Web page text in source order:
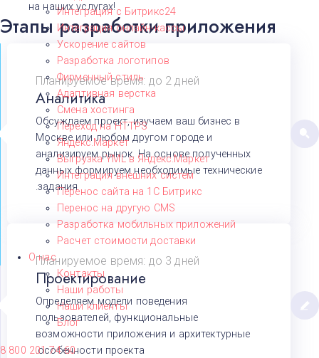
Интеграция с Битрикс24
Интеграция онлайн-кассы
Ускорение сайтов
Разработка логотипов
Фирменный стиль
Адаптивная верстка
Смена хостинга
Переход на HTTPS
Яндекс.Маркет
Выгрузка YML в Яндекс.Маркет
Интеграция внешних систем
Перенос сайта на 1С Битрикс
Перенос на другую CMS​
Разработка мобильных приложений
Расчет стоимости доставки
О нас
Контакты
Наши работы
Наши клиенты
Блог
8 800 201 74 60
на наших услугах!
Этапы разработки приложения
Планируемое время: до 2 дней
Аналитика
Обсуждаем проект, изучаем ваш бизнес в
Москве или любом другом городе и
анализируем рынок. На основе полученных
данных формируем необходимые технические
задания.
Планируемое время: до 3 дней
Проектирование
Определяем модели поведения
пользователей, функциональные
возможности приложения и архитектурные
особенности проекта.